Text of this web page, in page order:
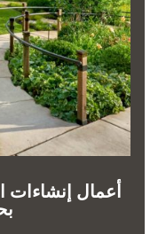
أعمال إنشاءات